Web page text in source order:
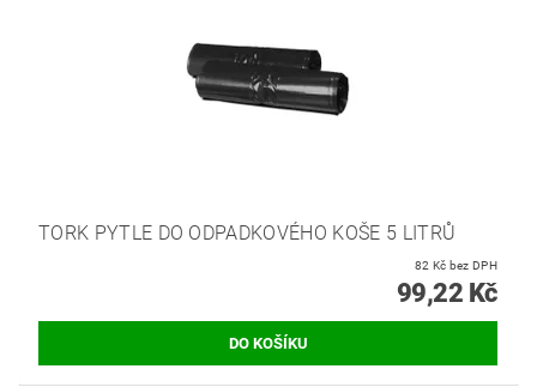
TORK PYTLE DO ODPADKOVÉHO KOŠE 5 LITRŮ
82 Kč bez DPH
99,22 Kč